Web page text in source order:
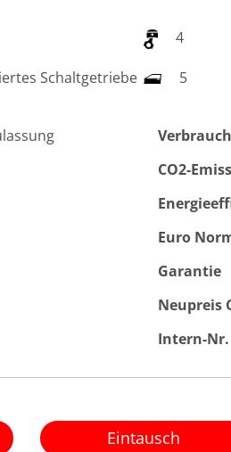
4
Schaltgetriebe 5
Verbrauch
CO2-
Euro
Garantie
Neupreis
Intern-Nr.
Eintausch